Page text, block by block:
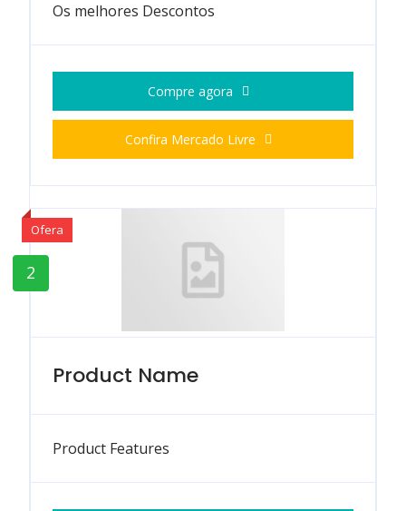
Os melhores Descontos
Compre agora
Confira Mercado Livre
Ofera
2
Product Name
Product Features